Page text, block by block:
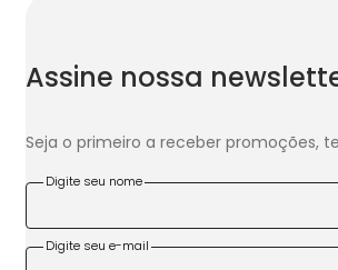
Assine nossa
Seja o primeiro a receber promoções,
Digite seu nome
Digite seu e-mail